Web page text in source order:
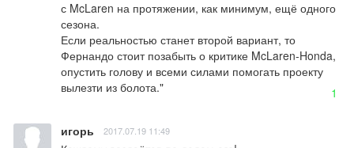
с McLaren на протяжении, как минимум, ещё одного
сезона.
Если реальностью станет второй вариант, то
Фернандо стоит позабыть о критике McLaren-Honda,
опустить голову и всеми силами помогать проекту
вылезти из болота."
1
игорь 2017.07.19 11:49